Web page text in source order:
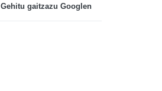
Gehitu gaitzazu Googlen